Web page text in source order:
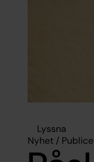
Lyssna
Nyhet /